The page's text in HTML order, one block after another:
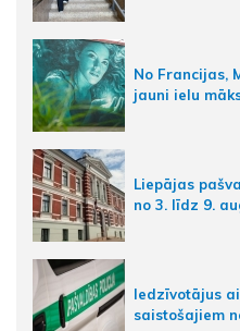
No Francijas,
jauni ielu
Liepājas
no 3. līdz 9.
Iedzīvotājus
saistošajiem